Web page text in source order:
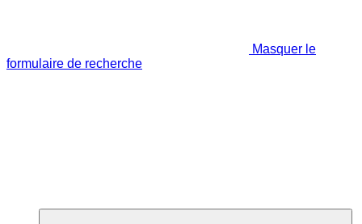
Masquer le
formulaire de recherche